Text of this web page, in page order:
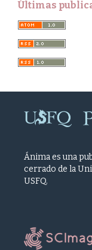
Últimas
Ánima es una
cerrado de la
USFQ.